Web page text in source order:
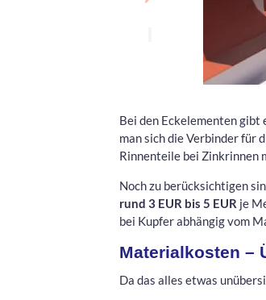
Bei den Eckelementen gibt
man sich die Verbinder für
Rinnenteile bei Zinkrinnen
Noch zu berücksichtigen
rund 3 EUR bis 5 EUR je
bei Kupfer abhängig vom
Materialkosten –
Da das alles etwas